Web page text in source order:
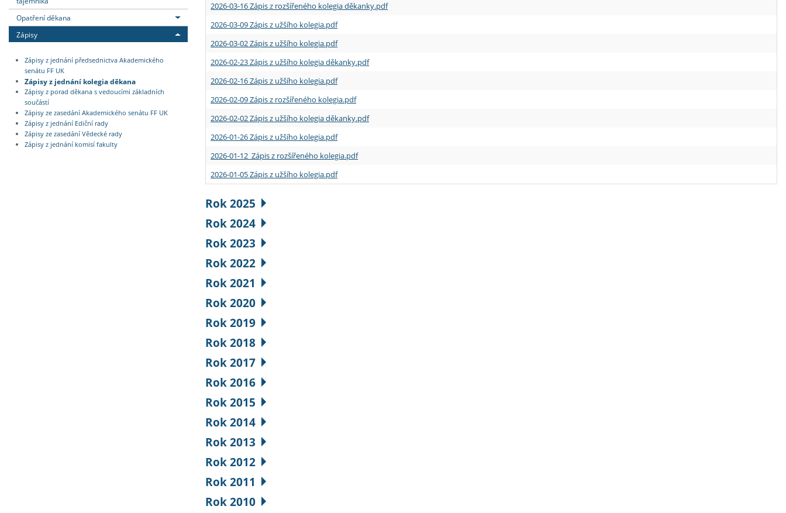
Opatření děkana
Zápisy
Zápisy z jednání předsednictva Akademického
senátu FF UK
Zápisy z jednání kolegia děkana
Zápisy z porad děkana s vedoucími základních
součástí
Zápisy ze zasedání Akademického senátu FF UK
Zápisy z jednání Ediční rady
Zápisy ze zasedání Vědecké rady
Zápisy z jednání komisí fakulty
2026-03-16 Zápis z rozšířeného kolegia děkanky.pdf
2026-03-09 Zápis z užšího kolegia.pdf
2026-03-02 Zápis z užšího kolegia.pdf
2026-02-23 Zápis z užšího kolegia děkanky.pdf
2026-02-16 Zápis z užšího kolegia.pdf
2026-02-09 Zápis z rozšířeného kolegia.pdf
2026-02-02 Zápis z užšího kolegia děkanky.pdf
2026-01-26 Zápis z užšího kolegia.pdf
2026-01-12 Zápis z rozšířeného kolegia.pdf
2026-01-05 Zápis z užšího kolegia.pdf
Rok 2025
Rok 2024
Rok 2023
Rok 2022
Rok 2021
Rok 2020
Rok 2019
Rok 2018
Rok 2017
Rok 2016
Rok 2015
Rok 2014
Rok 2013
Rok 2012
Rok 2011
Rok 2010